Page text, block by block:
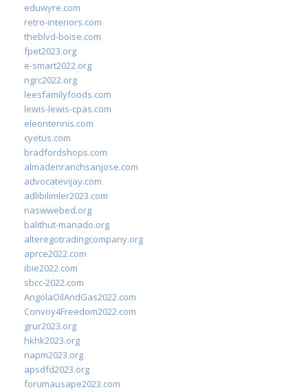
eduwyre.com
retro-interiors.com
theblvd-boise.com
fpet2023.org
e-smart2022.org
ngrc2022.org
leesfamilyfoods.com
lewis-lewis-cpas.com
eleontennis.com
cyetus.com
bradfordshops.com
almadenranchsanjose.com
advocatevijay.com
adlibilimler2023.com
naswwebed.org
balithut-manado.org
alteregotradingcompany.org
aprce2022.com
ibie2022.com
sbcc-2022.com
AngolaOilAndGas2022.com
Convoy4Freedom2022.com
grur2023.org
hkhk2023.org
napm2023.org
apsdfd2023.org
forumausape2023.com